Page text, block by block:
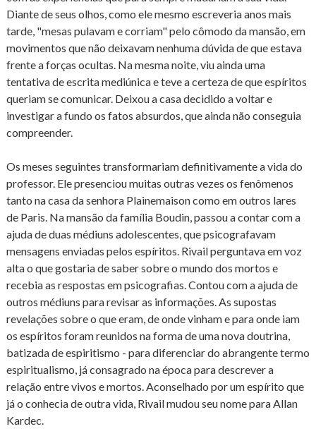
Diante de seus olhos, como ele mesmo escreveria anos mais
tarde, "mesas pulavam e corriam" pelo cômodo da mansão, em
movimentos que não deixavam nenhuma dúvida de que estava
frente a forças ocultas. Na mesma noite, viu ainda uma
tentativa de escrita mediúnica e teve a certeza de que espíritos
queriam se comunicar. Deixou a casa decidido a voltar e
investigar a fundo os fatos absurdos, que ainda não conseguia
compreender.
Os meses seguintes transformariam definitivamente a vida do
professor. Ele presenciou muitas outras vezes os fenômenos
tanto na casa da senhora Plainemaison como em outros lares
de Paris. Na mansão da família Boudin, passou a contar com a
ajuda de duas médiuns adolescentes, que psicografavam
mensagens enviadas pelos espíritos. Rivail perguntava em voz
alta o que gostaria de saber sobre o mundo dos mortos e
recebia as respostas em psicografias. Contou com a ajuda de
outros médiuns para revisar as informações. As supostas
revelações sobre o que eram, de onde vinham e para onde iam
os espíritos foram reunidos na forma de uma nova doutrina,
batizada de espiritismo - para diferenciar do abrangente termo
espiritualismo, já consagrado na época para descrever a
relação entre vivos e mortos. Aconselhado por um espírito que
já o conhecia de outra vida, Rivail mudou seu nome para Allan
Kardec.